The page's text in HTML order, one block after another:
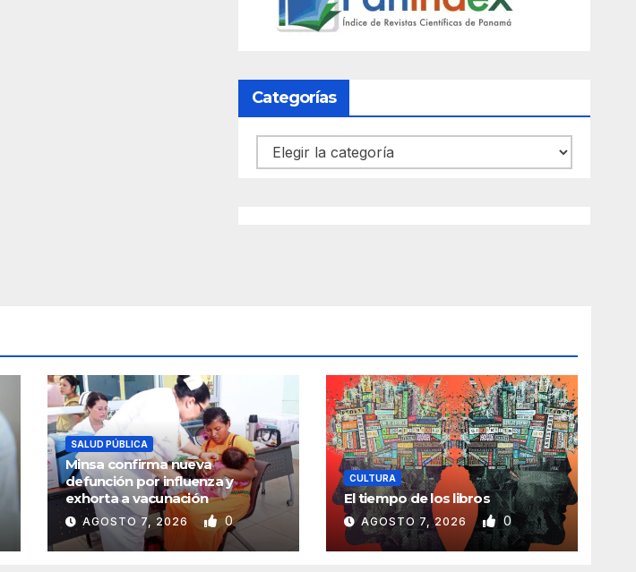
Categorías
Categorías
SALUD PÚBLICA
Minsa confirma nueva
defunción por influenza y
exhorta a vacunación
AGOSTO 7, 2026 0
CULTURA
El tiempo de los libros
AGOSTO 7, 2026 0